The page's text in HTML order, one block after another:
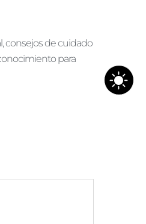
consejos de cuidado
para